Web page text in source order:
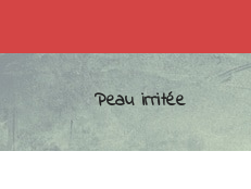
Peau irritée